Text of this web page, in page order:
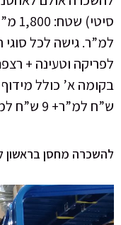
לפריקה וטעינה +
ש”ח למ”ר+ 9 ש”ח למ”ר דמי […]
להשכרה מחסן בראשון לציון